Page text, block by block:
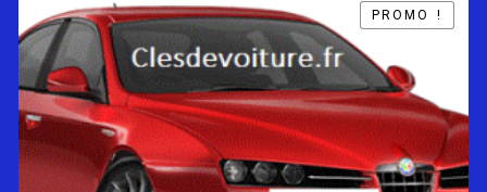
PROMO !
PROMO !